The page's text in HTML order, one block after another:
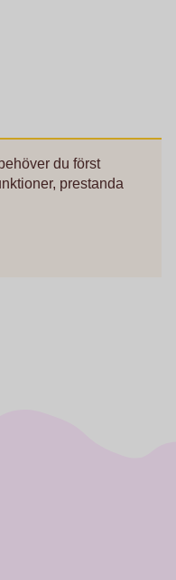
du först
prestanda